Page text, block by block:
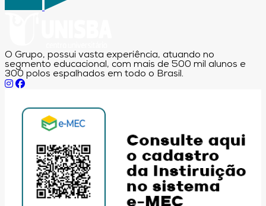
O Grupo, possui vasta experiência, atuando no
segmento educacional, com mais de 500 mil alunos e
300 polos espalhados em todo o Brasil.